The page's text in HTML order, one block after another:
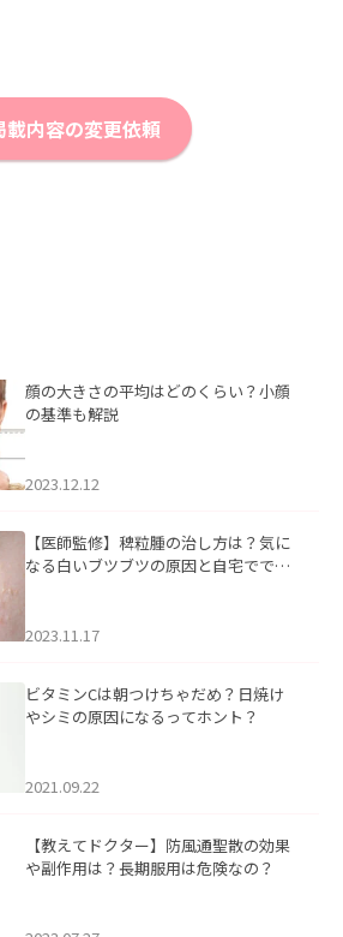
載内容の変更依頼
顔の大きさの平均はどのくらい？小顔
の基準も解説
2023.12.12
【医師監修】稗粒腫の治し方は？気に
なる白いブツブツの原因と自宅ででき
2023.11.17
ビタミンCは朝つけちゃだめ？日焼け
やシミの原因になるってホント？
2021.09.22
【教えてドクター】防風通聖散の効果
や副作用は？長期服用は危険なの？